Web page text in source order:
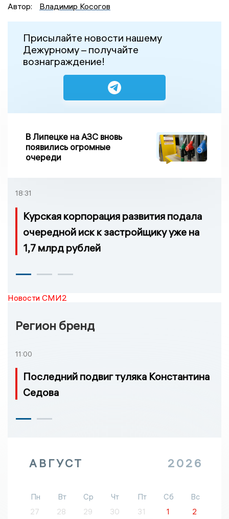
Автор:
Владимир Косогов
Присылайте новости нашему
Дежурному – получайте
вознаграждение!
В Липецке на АЗС вновь
появились огромные
очереди
18:31
Курская корпорация развития подала
очередной иск к застройщику уже на
1,7 млрд рублей
Новости СМИ2
Регион бренд
11:00
Последний подвиг туляка Константина
Седова
АВГУСТ 2026
Пн Вт Ср Чт Пт Сб
Вс
27
28 29 30 31 1
2